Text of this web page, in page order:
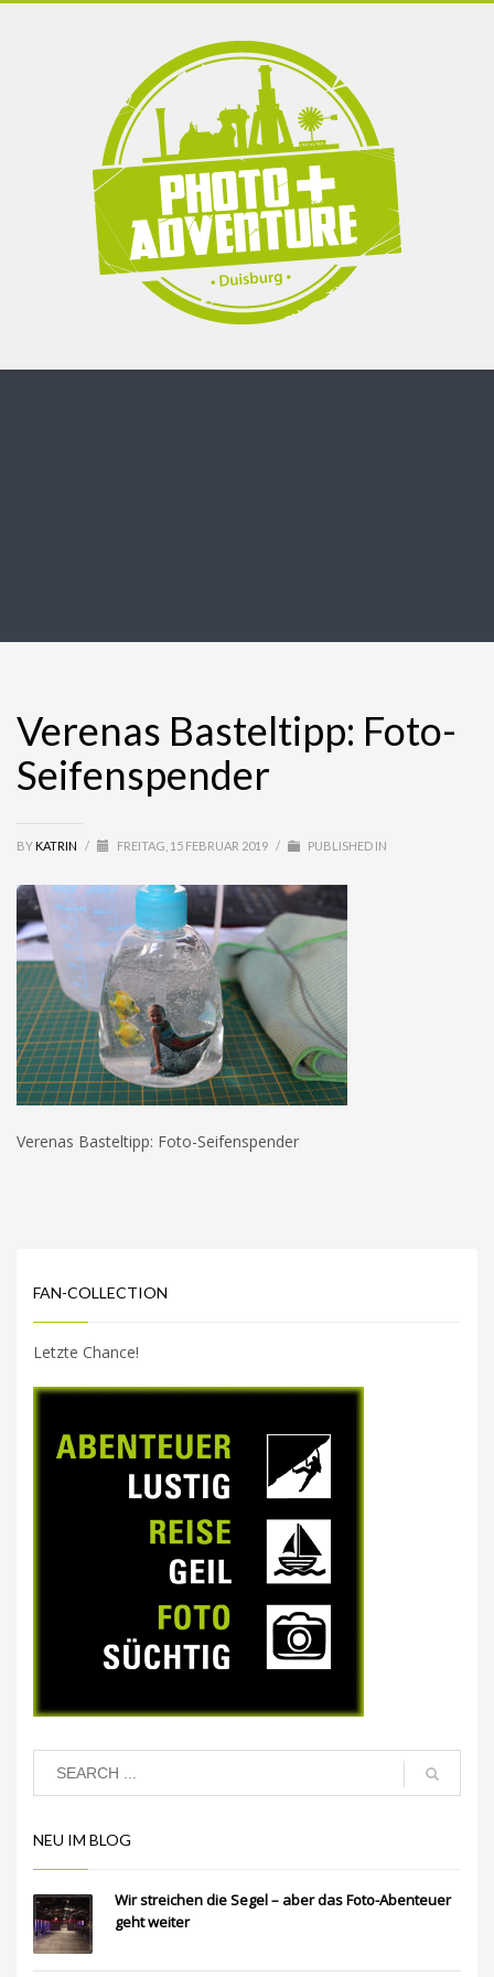
Verenas Basteltipp: Foto-
Seifenspender
BY KATRIN / FREITAG, 15 FEBRUAR 2019 / PUBLISHED IN
Verenas Basteltipp: Foto-Seifenspender
FAN-COLLECTION
Letzte Chance!
NEU IM BLOG
Wir streichen die Segel – aber das Foto-Abenteuer
geht weiter